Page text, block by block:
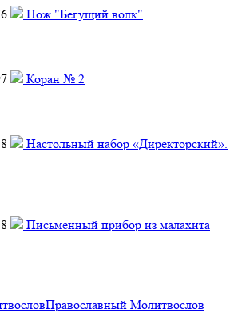
Нож "Бегущий волк"
Коран № 2
Настольный набор «Директорский».
Письменный прибор из малахита
Православный Молитвослов